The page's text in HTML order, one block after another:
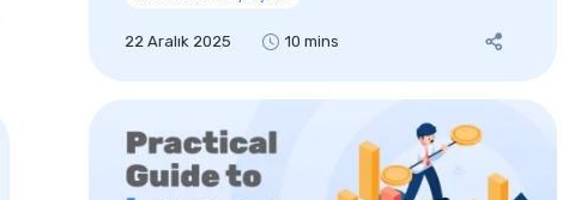
22 Aralık 2025 10 mins